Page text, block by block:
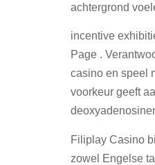
achtergrond
incentive
Page .
casino en speel
voorkeur geeft
Filiplay Casino
zowel Engelse